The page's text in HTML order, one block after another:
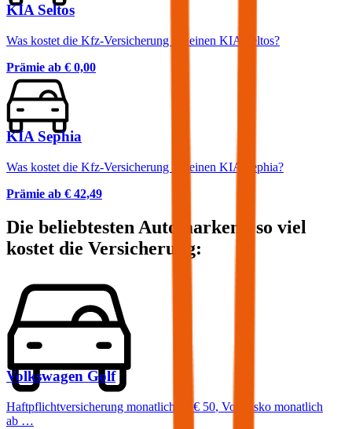
KIA Seltos
Was kostet die Kfz-Versicherung für einen KIA Seltos?
Prämie ab € 0,00
KIA Sephia
Was kostet die Kfz-Versicherung für einen KIA Sephia?
Prämie ab € 42,49
Die beliebtesten Automarken - so viel
kostet die Versicherung:
Volkswagen Golf
Haftpflichtversicherung monatlich ab € 50, Vollkasko monatlich
ab …